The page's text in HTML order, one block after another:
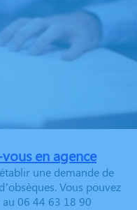
en agence
une demande de
Vous pouvez
06 44 63 18 90